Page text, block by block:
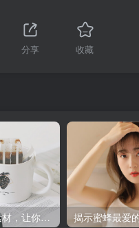
分享 收藏
海草发朋友圈火爆素材，让你瞬间成为网红！